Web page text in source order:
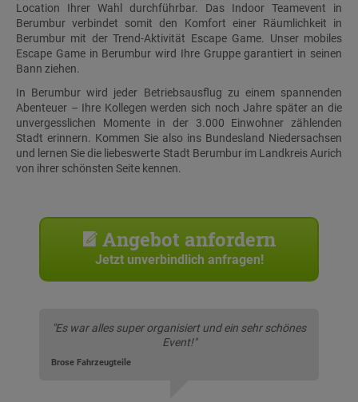
Location Ihrer Wahl durchführbar. Das Indoor Teamevent in
Berumbur verbindet somit den Komfort einer Räumlichkeit in
Berumbur mit der Trend-Aktivität Escape Game. Unser mobiles
Escape Game in Berumbur wird Ihre Gruppe garantiert in seinen
Bann ziehen.
In Berumbur wird jeder Betriebsausflug zu einem spannenden
Abenteuer – Ihre Kollegen werden sich noch Jahre später an die
unvergesslichen Momente in der 3.000 Einwohner zählenden
Stadt erinnern. Kommen Sie also ins Bundesland Niedersachsen
und lernen Sie die liebeswerte Stadt Berumbur im Landkreis Aurich
von ihrer schönsten Seite kennen.
Angebot anfordern
Jetzt unverbindlich anfragen!
"Es war alles super organisiert und ein sehr schönes
Event!"
Brose Fahrzeugteile